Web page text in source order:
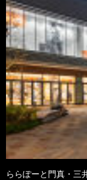
ららぽーと門真・三